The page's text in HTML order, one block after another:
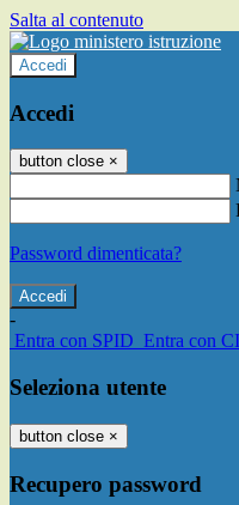
Salta al contenuto
Accedi
Accedi
button close ×
Password dimenticata?
-
Entra con SPID Entra con
Seleziona utente
button close ×
Recupero password